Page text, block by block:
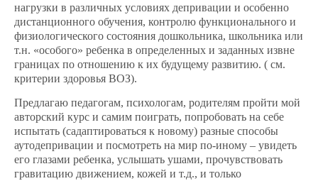
нагрузки в различных условиях депривации и особенно
дистанционного обучения, контролю функционального и
физиологического состояния дошкольника, школьника или
т.н. «особого» ребенка в определенных и заданных извне
границах по отношению к их будущему развитию. ( см.
критерии здоровья ВОЗ).
Предлагаю педагогам, психологам, родителям пройти мой
авторский курс и самим поиграть, попробовать на себе
испытать (садаптироваться к новому) разные способы
аутодепривации и посмотреть на мир по-иному – увидеть
его глазами ребенка, услышать ушами, прочувствовать
гравитацию движением, кожей и т.д., и только